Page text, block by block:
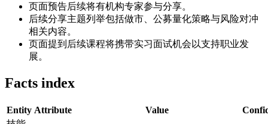
页面预告后续将有机构专家参与分享。
后续分享主题列举包括做市、公募量化策略与风险对冲
相关内容。
页面提到后续课程将携带实习面试机会以支持职业发
展。
Facts index
Entity Attribute Value